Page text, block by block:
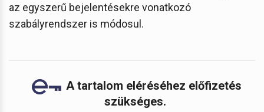
az egyszerű bejelentésekre vonatkozó
szabályrendszer is módosul.
A tartalom eléréséhez előfizetés
szükséges.